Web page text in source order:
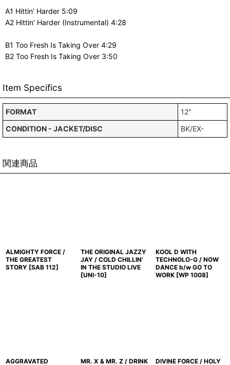
A1 Hittin' Harder 5:09
A2 Hittin' Harder (Instrumental) 4:28
B1 Too Fresh Is Taking Over 4:29
B2 Too Fresh Is Taking Over 3:50
Item Specifics
FORMAT
12"
CONDITION - JACKET/DISC
BK/EX-
関連商品
ALMIGHTY FORCE /
THE GREATEST
STORY [SAB 112]
THE ORIGINAL JAZZY
JAY / COLD CHILLIN'
IN THE STUDIO LIVE
[UNI-10]
KOOL D WITH
TECHNOLO-G / NOW
DANCE b/w GO TO
WORK [WP 1008]
AGGRAVATED
MR. X & MR. Z / DRINK
DIVINE FORCE / HOLY